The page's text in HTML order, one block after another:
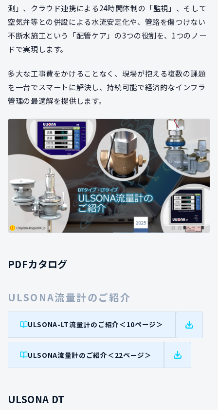
測」、クラウド連携による24時間体制の「監視」、そして
空気弁等との併設による水流安定化や、管路を傷つけない
不断水施工という「配管ケア」の3つの役割を、1つのノー
ドで実現します。
多大な工事費をかけることなく、現場が抱える複数の課題
を一台でスマートに解決し、持続可能で経済的なインフラ
管理の最適解を提供します。
PDFカタログ
ULSONA流量計のご紹介
ULSONA-LT流量計のご紹介＜10ページ＞
ULSONA流量計のご紹介＜22ページ＞
ULSONA DT